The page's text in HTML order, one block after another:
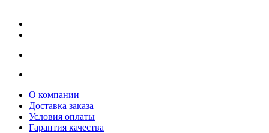
О компании
Доставка заказа
Условия оплаты
Гарантия качества